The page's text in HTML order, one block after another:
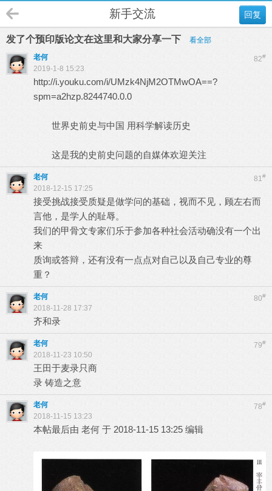
回复
新手交流
发了个预印版论文在这里和大家分享一下 看全部
82#
老何
2019-1-8 15:23
http://i.youku.com/i/UMzk4NjM2OTMwOA==?
spm=a2hzp.8244740.0.0
世界史前史与中国 用科学解读历史
这是我的史前史问题的自媒体欢迎关注
81#
老何
2018-12-15 17:25
接受挑战接受质疑是做学问的基础，视而不见，顾左右而
言他，是学人的耻辱。
我们的甲骨文专家们乐于参加各种社会活动确没有一个出
来
质询或答辩，还有没有一点点对自己以及自己专业的尊
重？
80#
老何
2018-11-28 17:37
齐和录
79#
老何
2018-11-23 10:50
王田于麦录只商
录 铸造之意
78#
老何
2018-11-15 13:23
本帖最后由 老何 于 2018-11-15 13:25 编辑